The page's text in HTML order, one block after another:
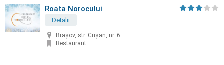
Roata Norocului
Detalii
Brașov, str. Crișan, nr. 6
Restaurant